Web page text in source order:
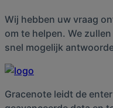
Wij hebben uw vraag
om te helpen. We
snel mogelijk
Gracenote leidt de